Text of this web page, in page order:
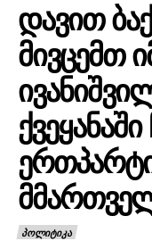
ᲓᲐᲕᲘᲗ
ᲛᲘᲕᲪᲔᲛᲗ
ᲞᲝᲚᲘᲢᲘᲙᲐ